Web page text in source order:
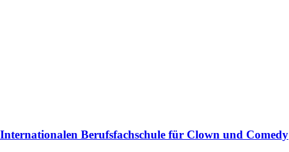
Berufsfachschule für Clown und Comedy